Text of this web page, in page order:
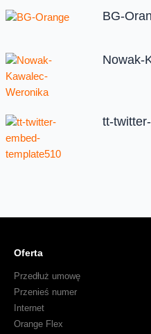
BG-
Nowak-
tt-
Oferta
Przedłuż umowę
Przenieś numer
Internet
Orange Flex